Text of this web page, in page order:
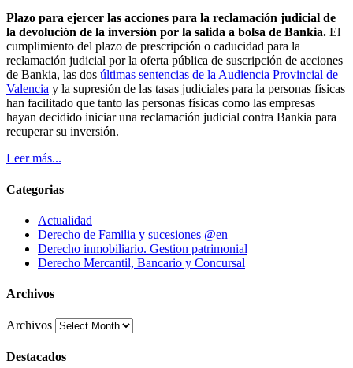
Plazo para ejercer las acciones para la reclamación judicial de
la devolución de la inversión por la salida a bolsa de Bankia. El
cumplimiento del plazo de prescripción o caducidad para la
reclamación judicial por la oferta pública de suscripción de acciones
de Bankia, las dos últimas sentencias de la Audiencia Provincial de
Valencia y la supresión de las tasas judiciales para la personas físicas
han facilitado que tanto las personas físicas como las empresas
hayan decidido iniciar una reclamación judicial contra Bankia para
recuperar su inversión.
Leer más...
Categorias
Actualidad
Derecho de Familia y sucesiones @en
Derecho inmobiliario. Gestion patrimonial
Derecho Mercantil, Bancario y Concursal
Archivos
Archivos
Destacados